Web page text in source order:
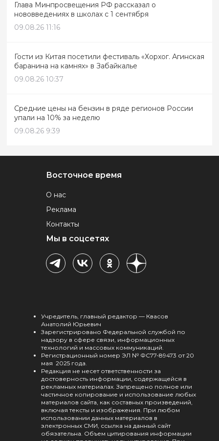
Глава Минпросвещения РФ рассказал о
нововведениях в школах с 1 сентября
09.08.26 11:16
Гости из Китая посетили фестиваль «Хорхог. Агинская
баранина на камнях» в Забайкалье
09.08.26 10:37
Средние цены на бензин в ряде регионов России
упали на 10% за неделю
09.08.26 9:39
Восточное время
О нас
Реклама
Контакты
Мы в соцсетях
Учредитель, главный редактор — Квасов
Анатолий Юрьевич
Зарегистрировано Федеральной службой по
надзору в сфере связи, информационных
технологий и массовых коммуникаций.
Регистрационный номер ЭЛ № ФС77-89473 от 20
мая 2025 года.
Редакция не несет ответственности за
достоверность информации, содержащейся в
рекламных материалах. Запрещено полное или
частичное копирование и использование любых
материалов сайта, как составных произведений,
включая тексты и изображения. При любом
использовании данных материалов в
электронных СМИ, ссылка на данный сайт
обязательна. Объем цитирования информации